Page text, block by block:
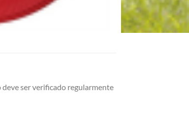
ser verificado regularmente